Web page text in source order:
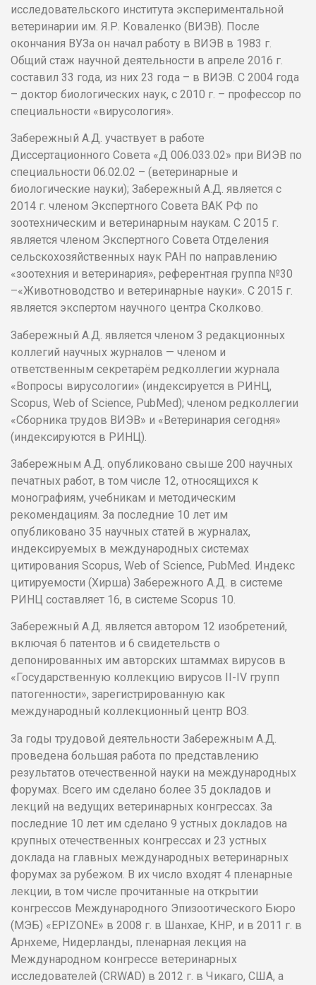
исследовательского института экспериментальной
ветеринарии им. Я.Р. Коваленко (ВИЭВ). После
окончания ВУЗа он начал работу в ВИЭВ в 1983 г.
Общий стаж научной деятельности в апреле 2016 г.
составил 33 года, из них 23 года – в ВИЭВ. С 2004 года
– доктор биологических наук, с 2010 г. – профессор по
специальности «вирусология».
Забережный А.Д. участвует в работе
Диссертационного Совета «Д 006.033.02» при ВИЭВ по
специальности 06.02.02 – (ветеринарные и
биологические науки); Забережный А.Д. является с
2014 г. членом Экспертного Совета ВАК РФ по
зоотехническим и ветеринарным наукам. С 2015 г.
является членом Экспертного Совета Отделения
сельскохозяйственных наук РАН по направлению
«зоотехния и ветеринария», референтная группа №30
–«Животноводство и ветеринарные науки». С 2015 г.
является экспертом научного центра Сколково.
Забережный А.Д. является членом 3 редакционных
коллегий научных журналов — членом и
ответственным секретарём редколлегии журнала
«Вопросы вирусологии» (индексируется в РИНЦ,
Scopus, Web of Science, PubMed); членом редколлегии
«Сборника трудов ВИЭВ» и «Ветеринария сегодня»
(индексируются в РИНЦ).
Забережным А.Д. опубликовано свыше 200 научных
печатных работ, в том числе 12, относящихся к
монографиям, учебникам и методическим
рекомендациям. За последние 10 лет им
опубликовано 35 научных статей в журналах,
индексируемых в международных системах
цитирования Scopus, Web of Science, PubMed. Индекс
цитируемости (Хирша) Забережного А.Д. в системе
РИНЦ составляет 16, в системе Scopus 10.
Забережный А.Д. является автором 12 изобретений,
включая 6 патентов и 6 свидетельств о
депонированных им авторских штаммах вирусов в
«Государственную коллекцию вирусов II-IV групп
патогенности», зарегистрированную как
международный коллекционный центр ВОЗ.
За годы трудовой деятельности Забережным А.Д.
проведена большая работа по представлению
результатов отечественной науки на международных
форумах. Всего им сделано более 35 докладов и
лекций на ведущих ветеринарных конгрессах. За
последние 10 лет им сделано 9 устных докладов на
крупных отечественных конгрессах и 23 устных
доклада на главных международных ветеринарных
форумах за рубежом. В их число входят 4 пленарные
лекции, в том числе прочитанные на открытии
конгрессов Международного Эпизоотического Бюро
(МЭБ) «EPIZONE» в 2008 г. в Шанхае, КНР, и в 2011 г. в
Арнхеме, Нидерланды, пленарная лекция на
Международном конгрессе ветеринарных
исследователей (CRWAD) в 2012 г. в Чикаго, США, а